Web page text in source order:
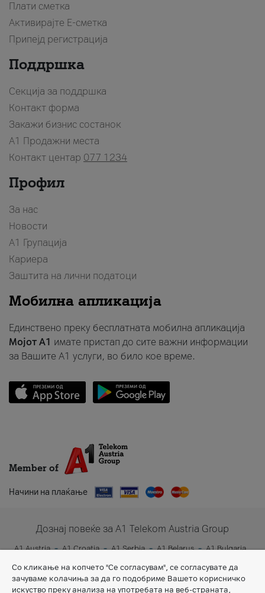
Плати сметка
Активирајте Е-сметка
Припејд регистрација
Поддршка
Секција за поддршка
Контакт форма
Закажи бизнис состанок
A1 Продажни места
Контакт центар 077 1234
Профил
За нас
Новости
А1 Групација
Кариера
Заштита на лични податоци
Мобилна апликација
Единствено преку бесплатната мобилна апликација
Мојот A1 имате пристап до сите важни информации
за Вашите A1 услуги, во било кое време.
Member of
Начини на плаќање
Дознај повеќе за A1 Telekom Austria Group
A1 Austria A1 Croatia A1 Serbia A1 Belarus
A1 Bulgaria
Со кликање на копчето "Се согласувам", се согласувате да
зачуваме колачиња за да го подобриме Вашето корисничко
искуство преку анализа на употребата на веб-страната,